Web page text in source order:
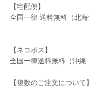
【宅配便】
全国一律 送料無料（北
【ネコポス】
全国一律送料無料（沖縄
【複数のご注文について】